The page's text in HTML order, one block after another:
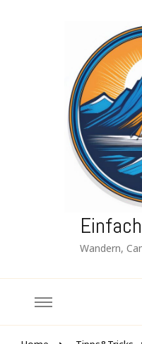
Wandern,